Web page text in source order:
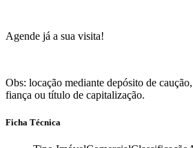
Agende já a sua visita!
Obs: locação mediante depósito de
fiança ou título de capitalização.
Ficha Técnica